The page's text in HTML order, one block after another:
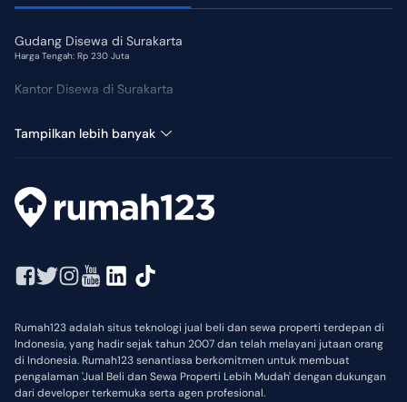
Gudang Disewa di Surakarta
Harga Tengah: Rp 230 Juta
Kantor Disewa di Surakarta
Tampilkan lebih banyak
Rumah123 adalah situs teknologi jual beli dan sewa properti terdepan di
Indonesia, yang hadir sejak tahun 2007 dan telah melayani jutaan orang
di Indonesia. Rumah123 senantiasa berkomitmen untuk membuat
pengalaman 'Jual Beli dan Sewa Properti Lebih Mudah' dengan dukungan
dari developer terkemuka serta agen profesional.